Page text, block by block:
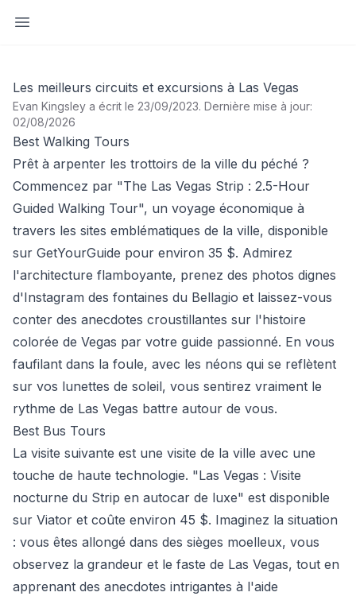
Ouvrir la barre latérale
Les meilleurs circuits et excursions à Las Vegas
Evan Kingsley a écrit le 23/09/2023. Dernière mise à jour:
02/08/2026
Best Walking Tours
Prêt à arpenter les trottoirs de la ville du péché ?
Commencez par "The Las Vegas Strip : 2.5-Hour
Guided Walking Tour", un voyage économique à
travers les sites emblématiques de la ville, disponible
sur GetYourGuide pour environ 35 $. Admirez
l'architecture flamboyante, prenez des photos dignes
d'Instagram des fontaines du Bellagio et laissez-vous
conter des anecdotes croustillantes sur l'histoire
colorée de Vegas par votre guide passionné. En vous
faufilant dans la foule, avec les néons qui se reflètent
sur vos lunettes de soleil, vous sentirez vraiment le
rythme de Las Vegas battre autour de vous.
Best Bus Tours
La visite suivante est une visite de la ville avec une
touche de haute technologie. "Las Vegas : Visite
nocturne du Strip en autocar de luxe" est disponible
sur Viator et coûte environ 45 $. Imaginez la situation
: vous êtes allongé dans des sièges moelleux, vous
observez la grandeur et le faste de Las Vegas, tout en
apprenant des anecdotes intrigantes à l'aide